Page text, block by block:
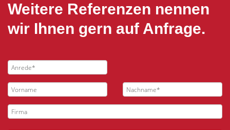
Weitere Referenzen nennen
wir Ihnen gern auf Anfrage.